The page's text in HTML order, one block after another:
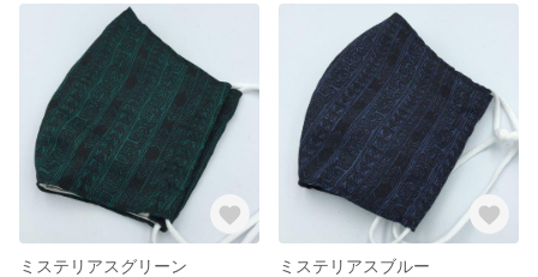
ミステリアスグリーン
ミステリアスブルー